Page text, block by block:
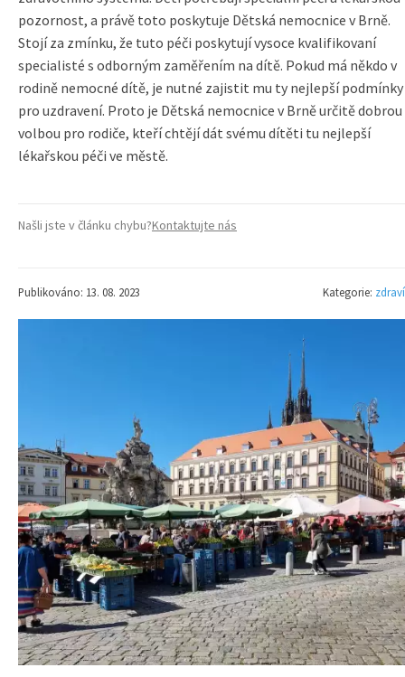
pozornost, a právě toto poskytuje Dětská nemocnice v Brně.
Stojí za zmínku, že tuto péči poskytují vysoce kvalifikovaní
specialisté s odborným zaměřením na dítě. Pokud má někdo v
rodině nemocné dítě, je nutné zajistit mu ty nejlepší podmínky
pro uzdravení. Proto je Dětská nemocnice v Brně určitě dobrou
volbou pro rodiče, kteří chtějí dát svému dítěti tu nejlepší
lékařskou péči ve městě.
Našli jste v článku chybu?Kontaktujte nás
Publikováno: 13. 08. 2023 Kategorie: zdraví